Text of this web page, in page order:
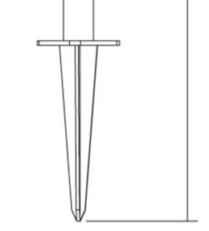
Toepassing
Geschikt voor buiten
Geschikt voor constante